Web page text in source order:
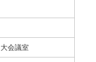
大会議室